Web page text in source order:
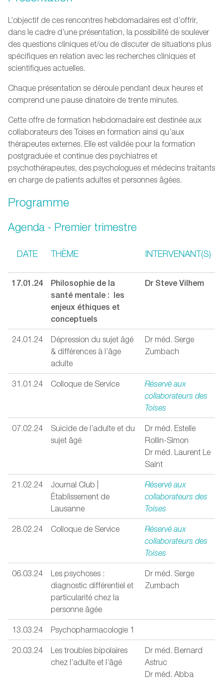
L’objectif de ces rencontres hebdomadaires est d’offrir,
dans le cadre d’une présentation, la possibilité de soulever
des questions cliniques et/ou de discuter de situations plus
spécifiques en relation avec les recherches cliniques et
scientifiques actuelles.
Chaque présentation se déroule pendant deux heures et
comprend une pause dinatoire de trente minutes.
Cette offre de formation hebdomadaire est destinée aux
collaborateurs des Toises en formation ainsi qu’aux
thérapeutes externes. Elle est validée pour la formation
postgraduée et continue des psychiatres et
psychothérapeutes, des psychologues et médecins traitants
en charge de patients adultes et personnes âgées.
Programme
Agenda - Premier trimestre
DATE THÈME INTERVENANT(S)
17.01.24
Philosophie de la
santé mentale : les
enjeux éthiques et
conceptuels
Dr Steve Vilhem
24.01.24
Dépression du sujet âgé
& différences à l’âge
adulte
Dr méd. Serge
Zumbach
31.01.24 Colloque de Service
Réservé aux
collaborateurs des
Toises
07.02.24
Suicide de l’adulte et du
sujet âgé
Dr méd. Estelle
Rollin-Simon
Dr méd. Laurent Le
Saint
21.02.24
Journal Club |
Établissement de
Lausanne
Réservé aux
collaborateurs des
Toises
28.02.24 Colloque de Service
Réservé aux
collaborateurs des
Toises
06.03.24
Les psychoses :
diagnostic différentiel et
particularité chez la
personne âgée
Dr méd. Serge
Zumbach
13.03.24 Psychopharmacologie 1
20.03.24
Les troubles bipolaires
chez l’adulte et l’âgé
Dr méd. Bernard
Astruc
Dr méd. Abba